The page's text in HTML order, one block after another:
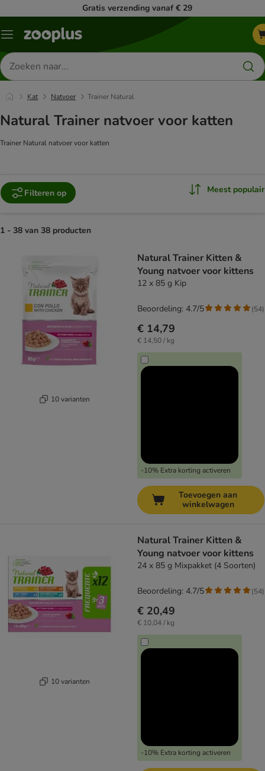
Gratis verzending vanaf € 29
Menu
Zoeken
naar
producten
Kat Natvoer Trainer Natural
Natural Trainer natvoer voor katten
Trainer Natural natvoer voor katten
Filteren op Meest populair
1 - 38 van 38 producten
10 varianten
Natural Trainer Kitten &
Young natvoer voor kittens
12 x 85 g Kip
€ 14,79
€ 14,50 / kg
-10% Extra korting activeren
Beoordeling: 4.7/5 (54)
Toevoegen aan
winkelwagen
10 varianten
Natural Trainer Kitten &
Young natvoer voor kittens
24 x 85 g Mixpakket (4 Soorten)
€ 20,49
€ 10,04 / kg
-10% Extra korting activeren
Beoordeling: 4.7/5 (54)